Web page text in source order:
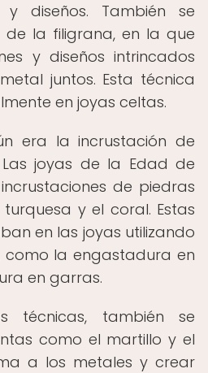
diseños. También se
la filigrana, en la que
y diseños intrincados
juntos. Esta técnica
en joyas celtas.
era la incrustación de
joyas de la Edad de
de piedras
y el coral. Estas
en las joyas utilizando
como la engastadura en
en garras.
técnicas, también se
como el martillo y el
a los metales y crear